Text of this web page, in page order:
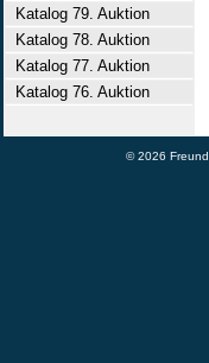
Katalog 79. Auktion
Katalog 78. Auktion
Katalog 77. Auktion
Katalog 76. Auktion
© 2026